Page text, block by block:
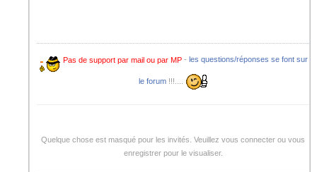
Pas de support par mail ou par MP- les questions/réponses se font sur
le forum!!!....
Quelque chose est masqué pour les invités. Veuillez vous connecter ou vous
enregistrer pour le visualiser.